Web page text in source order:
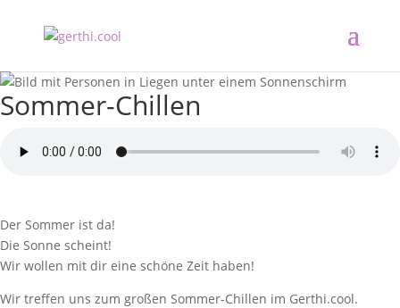
Sommer-Chillen
Der Sommer ist da!
Die Sonne scheint!
Wir wollen mit dir eine schöne Zeit haben!
Wir treffen uns zum großen Sommer-Chillen im Gerthi.cool.